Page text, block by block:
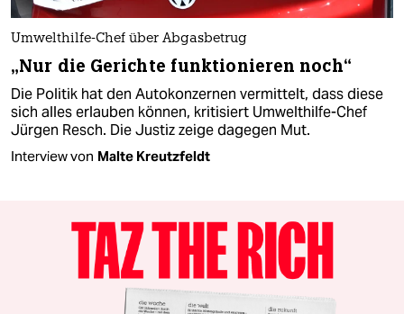
Umwelthilfe-Chef über Abgasbetrug
„Nur die Gerichte funktionieren noch“
Die Politik hat den Autokonzernen vermittelt, dass diese
sich alles erlauben können, kritisiert Umwelthilfe-Chef
Jürgen Resch. Die Justiz zeige dagegen Mut.
Interview von Malte Kreutzfeldt